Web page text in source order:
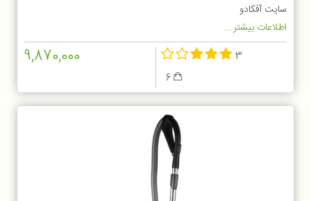
سایت آفکادو
اطلاعات بیشتر...
3
6
9,870,000